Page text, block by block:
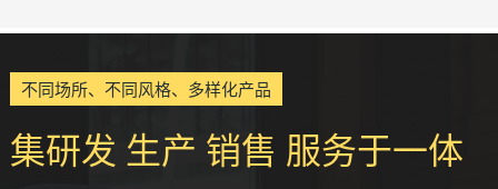
不同场所、不同风格、多样化产品
集研发 生产 销售 服务于一体